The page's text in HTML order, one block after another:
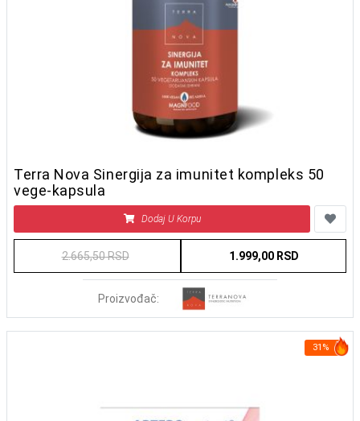
Terra Nova Sinergija za imunitet kompleks 50
vege-kapsula
Dodaj U Korpu
2.665,50 RSD 1.999,00 RSD
Proizvođač:
31%